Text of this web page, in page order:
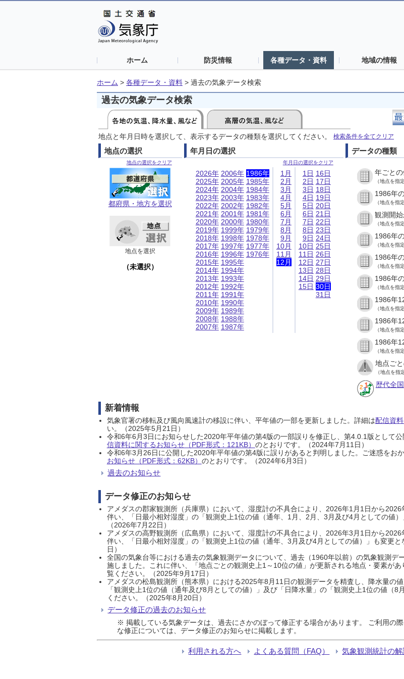
ホーム 防災情報 各種データ・資料 地域の情報
ホーム > 各種データ・資料 > 過去の気象データ検索
過去の気象データ検索
地点と年月日時を選択して、表示するデータの種類を選択してください。 検索条件を全てクリア
地点の選択
地点の選択をクリア
都府県・地方を選択
地点を選択
（未選択）
年月日の選択
年月日の選択をクリア
2026年
2025年
2024年
2023年
2022年
2021年
2020年
2019年
2018年
2017年
2016年
2015年
2014年
2013年
2012年
2011年
2010年
2009年
2008年
2007年
2006年
2005年
2004年
2003年
2002年
2001年
2000年
1999年
1998年
1997年
1996年
1995年
1994年
1993年
1992年
1991年
1990年
1989年
1988年
1987年
1986年
1985年
1984年
1983年
1982年
1981年
1980年
1979年
1978年
1977年
1976年
1月
2月
3月
4月
5月
6月
7月
8月
9月
10月
11月
12月
1日
2日
3日
4日
5日
6日
7日
8日
9日
10日
11日
12日
13日
14日
15日
16日
17日
18日
19日
20日
21日
22日
23日
24日
25日
26日
27日
28日
29日
30日
31日
データの種類
年ごと
（地点を指
1986年
（地点を指
観測開
（地点を指
1986年
（地点を指
1986年
（地点を指
1986年
（地点を指
1986年
（地点を指
1986年
（地点を指
1986年
（地点を指
地点ご
（地点を指
歴代全
新着情報
気象官署の移転及び風向風速計の移設に伴い、平年値の一部を更新しました。詳細は配信資
い。（2025年5月21日）
令和6年6月3日にお知らせした2020年平年値の第4版の一部誤りを修正し、第4.0.1版として
信資料に関するお知らせ（PDF形式：121KB） のとおりです。（2024年7月11日）
令和6年3月26日に公開した2020年平年値の第4版に誤りがあると判明しました。ご迷惑をお
お知らせ（PDF形式：62KB） のとおりです。（2024年6月3日）
過去のお知らせ
データ修正のお知らせ
アメダスの郡家観測所（兵庫県）において、湿度計の不具合により、2026年1月1日から
伴い、「日最小相対湿度」の「観測史上1位の値（通年、1月、2月、3月及び4月としての値
（2026年7月22日）
アメダスの高野観測所（広島県）において、湿度計の不具合により、2026年3月1日から
伴い、「日最小相対湿度」の「観測史上1位の値（通年、3月及び4月としての値）」も変更
日）
全国の気象台等における過去の気象観測データについて、過去（1960年以前）の気象観測デ
施しました。これに伴い、「地点ごとの観測史上1～10位の値」が更新される地点・要素があ
覧ください。（2025年9月17日）
アメダスの松島観測所（熊本県）における2025年8月11日の観測データを精査し、降水量の
「観測史上1位の値（通年及び8月としての値）」及び「日降水量」の「観測史上1位の値（
ください。（2025年8月20日）
データ修正の過去のお知らせ
※ 掲載している気象データは、過去にさかのぼって修正する場合があります。 ご利用の
な修正については、データ修正のお知らせに掲載します。
利用される方へ よくある質問（FAQ） 気象観測統計の解